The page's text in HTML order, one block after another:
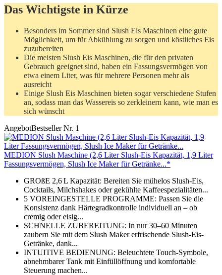
Das Wichtigste in Kürze
Besonders im Sommer sind Slush Eis Maschinen eine gute
Möglichkeit, um für Abkühlung zu sorgen und köstliches Eis
zuzubereiten
Die meisten Slush Eis Maschinen, die für den privaten
Gebrauch geeignet sind, haben ein Fassungsvermögen von
etwa einem Liter, was für mehrere Personen mehr als
ausreicht
Einige Slush Eis Maschinen bieten sogar verschiedene Stufen
an, sodass man das Wassereis so zerkleinern kann, wie man es
sich wünscht
AngebotBestseller Nr. 1
MEDION Slush Maschine (2,6 Liter Slush-Eis Kapazität, 1,9 Liter
Fassungsvermögen, Slush Ice Maker für Getränke...*
GROßE 2,6 L Kapazität: Bereiten Sie mühelos Slush-Eis,
Cocktails, Milchshakes oder gekühlte Kaffeespezialitäten...
5 VOREINGESTELLE PROGRAMME: Passen Sie die
Konsistenz dank Härtegradkontrolle individuell an – ob
cremig oder eisig...
SCHNELLE ZUBEREITUNG: In nur 30–60 Minuten
zaubern Sie mit dem Slush Maker erfrischende Slush-Eis-
Getränke, dank...
INTUITIVE BEDIENUNG: Beleuchtete Touch-Symbole,
abnehmbarer Tank mit Einfüllöffnung und komfortable
Steuerung machen...